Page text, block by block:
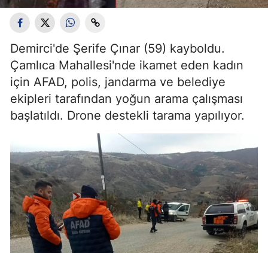
Demirci'de Şerife Çınar (59) kayboldu.
Çamlıca Mahallesi'nde ikamet eden kadın
için AFAD, polis, jandarma ve belediye
ekipleri tarafından yoğun arama çalışması
başlatıldı. Drone destekli tarama yapılıyor.